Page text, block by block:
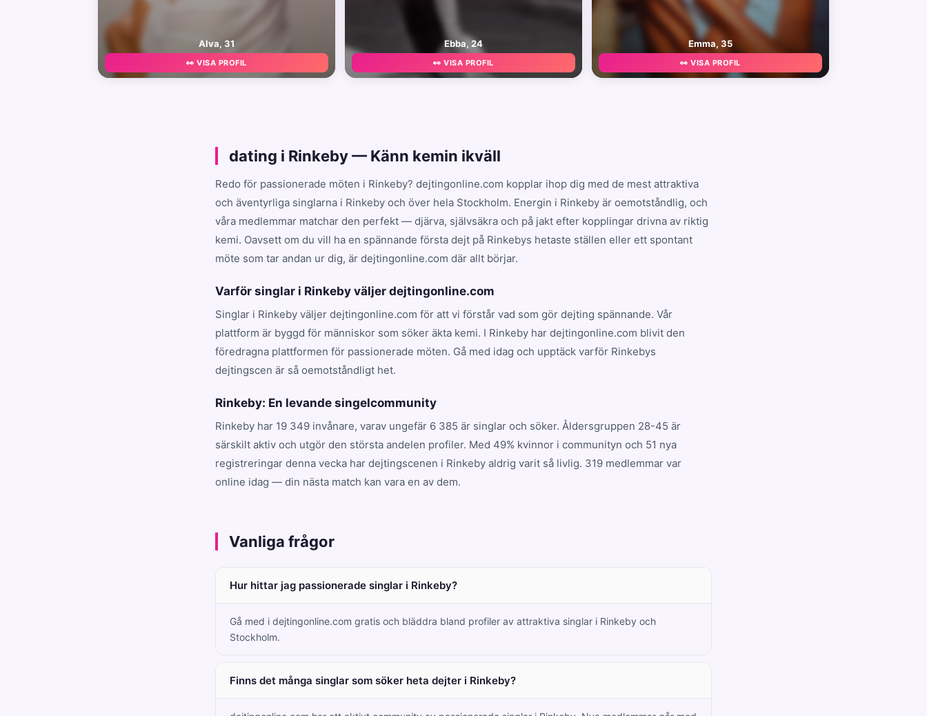
Alva, 31
👀 VISA PROFIL
Ebba, 24
👀 VISA PROFIL
Emma, 35
👀 VISA PROFIL
dating i Rinkeby — Känn kemin ikväll
Redo för passionerade möten i Rinkeby? dejtingonline.com kopplar ihop dig med de mest attraktiva
och äventyrliga singlarna i Rinkeby och över hela Stockholm. Energin i Rinkeby är oemotståndlig, och
våra medlemmar matchar den perfekt — djärva, självsäkra och på jakt efter kopplingar drivna av riktig
kemi. Oavsett om du vill ha en spännande första dejt på Rinkebys hetaste ställen eller ett spontant
möte som tar andan ur dig, är dejtingonline.com där allt börjar.
Varför singlar i Rinkeby väljer dejtingonline.com
Singlar i Rinkeby väljer dejtingonline.com för att vi förstår vad som gör dejting spännande. Vår
plattform är byggd för människor som söker äkta kemi. I Rinkeby har dejtingonline.com blivit den
föredragna plattformen för passionerade möten. Gå med idag och upptäck varför Rinkebys
dejtingscen är så oemotståndligt het.
Rinkeby: En levande singelcommunity
Rinkeby har 19 349 invånare, varav ungefär 6 385 är singlar och söker. Åldersgruppen 28-45 är
särskilt aktiv och utgör den största andelen profiler. Med 49% kvinnor i communityn och 51 nya
registreringar denna vecka har dejtingscenen i Rinkeby aldrig varit så livlig. 319 medlemmar var
online idag — din nästa match kan vara en av dem.
Vanliga frågor
Hur hittar jag passionerade singlar i Rinkeby?
Gå med i dejtingonline.com gratis och bläddra bland profiler av attraktiva singlar i Rinkeby och
Stockholm.
Finns det många singlar som söker heta dejter i Rinkeby?